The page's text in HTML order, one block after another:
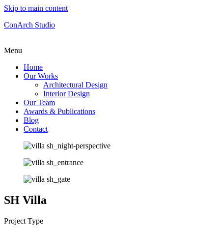
Skip to main content
ConArch Studio
Menu
Home
Our Works
Architectural Design
Interior Design
Our Team
Awards & Publications
Blog
Contact
SH Villa
Project Type